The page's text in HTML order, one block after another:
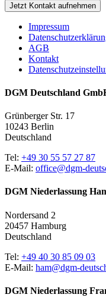
Jetzt Kontakt aufnehmen
Impressum
AGB
Kontakt
DGM Deutschland
Grünberger Str. 17
10243 Berlin
Deutschland
Tel: +49 30 55 57 27 87
E-Mail: office@dgm-
DGM Niederlassung
Nordersand 2
20457 Hamburg
Deutschland
Tel: +49 40 30 85 09 03
E-Mail: ham@dgm-
DGM Niederlassung